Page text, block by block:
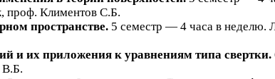
проф. Климентов С.Б.
пространстве. 5 семестр — 4 часа в неделю.
и их приложения к уравнениям типа свертки.
В.Б.